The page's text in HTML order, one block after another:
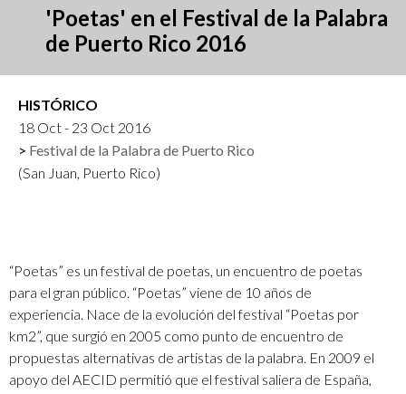
'Poetas' en el Festival de la Palabra
de Puerto Rico 2016
HISTÓRICO
18 Oct - 23 Oct 2016
Festival de la Palabra de Puerto Rico
(San Juan, Puerto Rico)
“Poetas” es un festival de poetas, un encuentro de poetas
para el gran público. “Poetas” viene de 10 años de
experiencia. Nace de la evolución del festival “Poetas por
km2”, que surgió en 2005 como punto de encuentro de
propuestas alternativas de artistas de la palabra. En 2009 el
apoyo del AECID permitió que el festival saliera de España,